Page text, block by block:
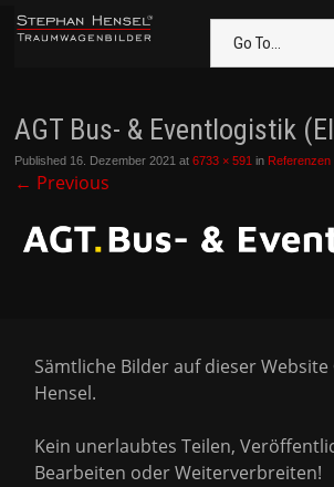
Go To...
AGT Bus- & Eventlogistik
Published 16. Dezember 2021 at6733 × 591 in Referenzen
← Previous
Sämtliche Bilder auf dieser
Hensel.
Kein unerlaubtes Teilen,
Bearbeiten oder Weiterverbreiten!